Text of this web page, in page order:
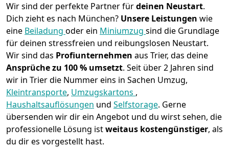
Wir sind der perfekte Partner fürdeinen Neustart.
Dich zieht es nach München? Unsere Leistungen wie
eine Beiladung oder ein Miniumzug sind die Grundlage
für deinen stressfreien und reibungslosen Neustart.
Wir sind das Profiunternehmen aus Trier, das deine
Ansprüche zu 100 % umsetzt. Seit über 2 Jahren sind
wir in Trier die Nummer eins in Sachen Umzug,
Kleintransporte, Umzugskartons ,
Haushaltsauflösungen und Selfstorage. Gerne
übersenden wir dir ein Angebot und du wirst sehen, die
professionelle Lösung istweitaus kostengünstiger, als
du dir es vorgestellt hast.